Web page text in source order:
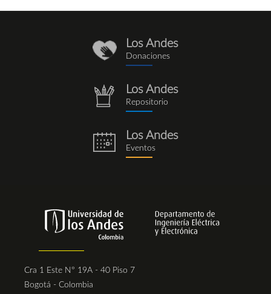
donaciones_1.png
Los Andes
Donaciones
repositorio.png
Los Andes
Repositorio
eventos.png
Los Andes
Eventos
Cra 1 Este N° 19A - 40 Piso 7
Bogotá - Colombia